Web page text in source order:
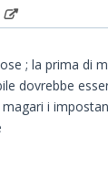
; la prima di
dovrebbe
i